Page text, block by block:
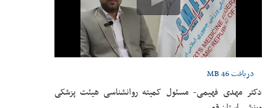
دریافت46 MB
دکتر مهدی فهیمی- مسئول کمیته روانشناسی هیئت پزشکی